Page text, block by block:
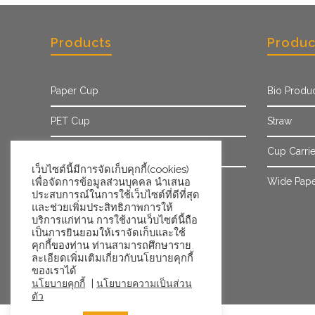
Products
Paper Cup
PET Cup
Ice Cream Cup/Tub
Bio
Straw
Cup
Wide
เว็บไซต์นี้มีการจัดเก็บคุกกี้(cookies)
เพื่อจัดการข้อมูลส่วนบุคคล นำเสนอ
ประสบการณ์ในการใช้เว็บไซต์ที่ดีที่สุด
และช่วยเพิ่มประสิทธิภาพการให้
บริการแก่ท่าน การใช้งานเว็บไซต์นี้ถือ
เป็นการยินยอมให้เราจัดเก็บและใช้
คุกกี้ของท่าน ท่านสามารถศึกษาราย
ละเอียดเพิ่มเติมเกี่ยวกับนโยบายคุกกี้
ของเราได้
นโยบายคุกกี้ | นโยบายความเป็นส่วน
ตัว